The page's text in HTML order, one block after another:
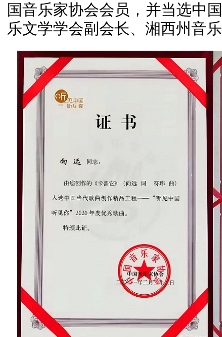
国音乐家协会会员，并当选中
乐文学学会副会长、湘西州音